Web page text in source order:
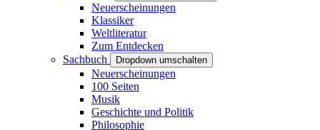
Neuerscheinungen
Klassiker
Weltliteratur
Zum Entdecken
Sachbuch
Dropdown umschalten
Neuerscheinungen
100 Seiten
Musik
Geschichte und Politik
Philosophie